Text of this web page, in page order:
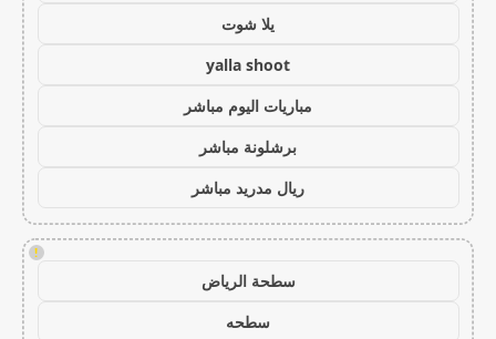
يلا شوت
yalla shoot
مباريات اليوم مباشر
برشلونة مباشر
ريال مدريد مباشر
!
سطحة الرياض
سطحه